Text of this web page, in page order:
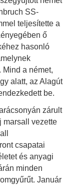
SS-
teljesítette a
ő
hasonló
a német,
alatt, az Alagút
be.
zárult
marsall vezette
csapatai
és anyagi
minden
Január